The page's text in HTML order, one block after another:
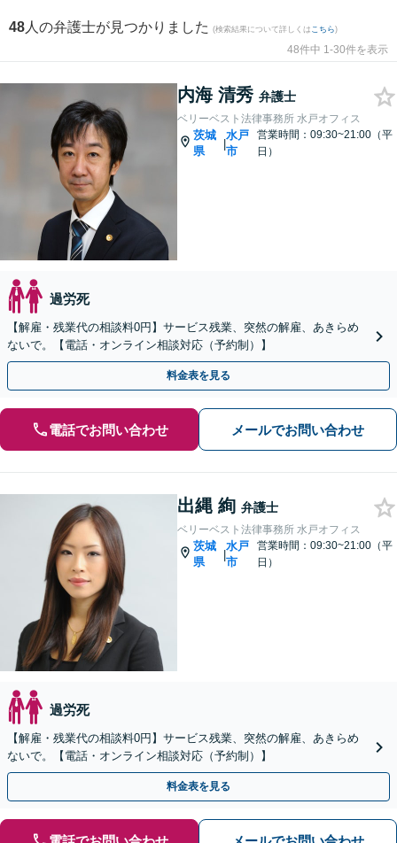
48 人の弁護士が見つかりました (検索結果について詳しくは こちら)
48件中 1-30件を表示
内海 清秀 弁護士
ベリーベスト法律事務所 水戸オフィス
茨城
県
|
水戸
市
営業時間：09:30~21:00（平
日）
過労死
【解雇・残業代の相談料0円】サービス残業、突然の解雇、あきらめ
ないで。【電話・オンライン相談対応（予約制）】
料金表を見る
電話でお問い合わせ メールでお問い合わせ
出縄 絢 弁護士
ベリーベスト法律事務所 水戸オフィス
茨城
県
|
水戸
市
営業時間：09:30~21:00（平
日）
過労死
【解雇・残業代の相談料0円】サービス残業、突然の解雇、あきらめ
ないで。【電話・オンライン相談対応（予約制）】
料金表を見る